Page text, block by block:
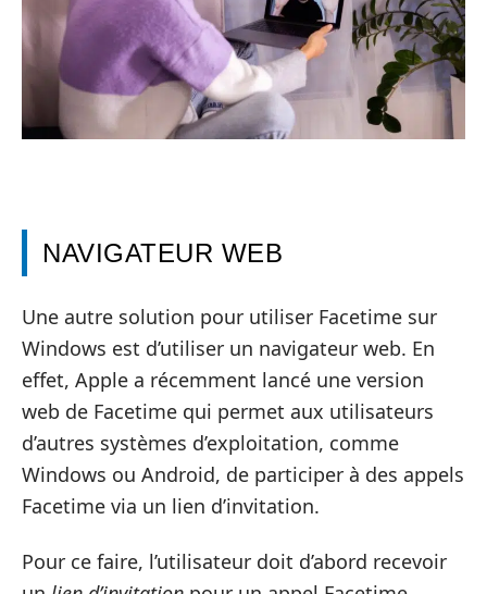
NAVIGATEUR WEB
Une autre solution pour utiliser Facetime sur
Windows est d’utiliser un navigateur web. En
effet, Apple a récemment lancé une version
web de Facetime qui permet aux utilisateurs
d’autres systèmes d’exploitation, comme
Windows ou Android, de participer à des appels
Facetime via un lien d’invitation.
Pour ce faire, l’utilisateur doit d’abord recevoir